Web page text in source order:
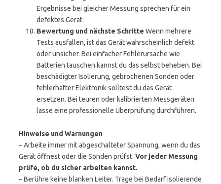
Ergebnisse bei gleicher Messung sprechen für ein
defektes Gerät.
Bewertung und nächste Schritte Wenn mehrere
Tests ausfallen, ist das Gerät wahrscheinlich defekt
oder unsicher. Bei einfacher Fehlerursache wie
Batterien tauschen kannst du das selbst beheben. Bei
beschädigter Isolierung, gebrochenen Sonden oder
fehlerhafter Elektronik solltest du das Gerät
ersetzen. Bei teuren oder kalibrierten Messgeräten
lasse eine professionelle Überprüfung durchführen.
Hinweise und Warnungen
– Arbeite immer mit abgeschalteter Spannung, wenn du das
Gerät öffnest oder die Sonden prüfst. Vor jeder Messung
prüfe, ob du sicher arbeiten kannst.
– Berühre keine blanken Leiter. Trage bei Bedarf isolierende